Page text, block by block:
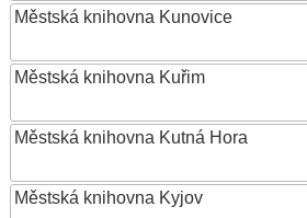
Městská knihovna Kunovice
Městská knihovna Kuřim
Městská knihovna Kutná Hora
Městská knihovna Kyjov